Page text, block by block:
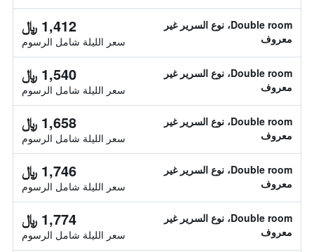
Double room، نوع السرير غير
معروف
1,412 ﷼
سعر الليلة شامل الرسوم
Double room، نوع السرير غير
معروف
1,540 ﷼
سعر الليلة شامل الرسوم
Double room، نوع السرير غير
معروف
1,658 ﷼
سعر الليلة شامل الرسوم
Double room، نوع السرير غير
معروف
1,746 ﷼
سعر الليلة شامل الرسوم
Double room، نوع السرير غير
معروف
1,774 ﷼
سعر الليلة شامل الرسوم